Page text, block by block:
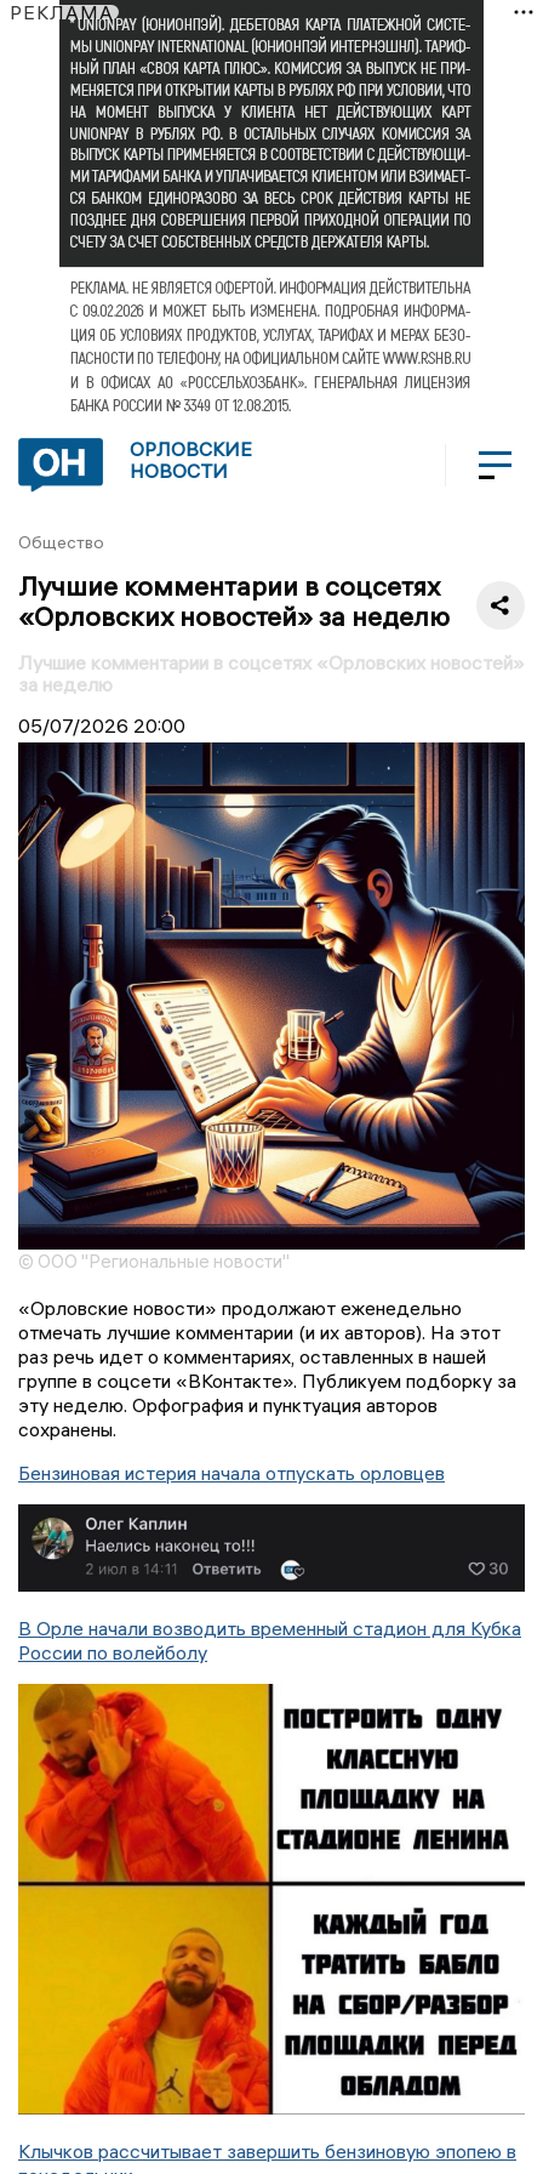
РЕКЛАМА
ОРЛОВСКИЕ
НОВОСТИ
Общество
Лучшие комментарии в соцсетях
«Орловских новостей» за неделю
Лучшие комментарии в соцсетях «Орловских новостей»
за неделю
05/07/2026 20:00
© ООО "Региональные новости"
«Орловские новости» продолжают еженедельно
отмечать лучшие комментарии (и их авторов). На этот
раз речь идет о комментариях, оставленных в нашей
группе в соцсети «ВКонтакте». Публикуем подборку за
эту неделю. Орфография и пунктуация авторов
сохранены.
Бензиновая истерия начала отпускать орловцев
В Орле начали возводить временный стадион для Кубка
России по волейболу
Клычков рассчитывает завершить бензиновую эпопею в